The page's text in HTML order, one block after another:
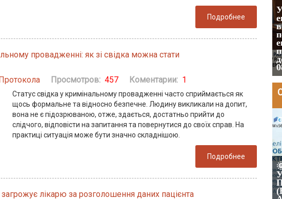
Подробнее
провадженні: як зі свідка можна стати
Просмотров: 457 Коментарии: 1
Статус свідка у кримінальному провадженні часто сприймається як
щось формальне та відносно безпечне. Людину викликали на допит,
вона не є підозрюваною, отже, здається, достатньо прийти до
слідчого, відповісти на запитання та повернутися до своїх справ. На
практиці ситуація може бути значно складнішою.
Подробнее
лікарю за розголошення даних пацієнта
Восьмий ААС фактично підтвердив, що
ЦВЛК може скасувати постанову ВЛК
військовому обліку. (Восьмий
апеляційний адміністративний суд
2026-06-10
NACE 2.1-UA - нові КВЕД (для ФОП і
юр. осіб). Перехід на NACE. Розбіжності
на резидентів Дія.City. Ризики